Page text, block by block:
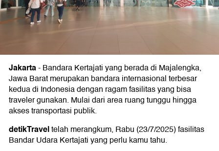
Jakarta-Bandara Kertajati yang berada di Majalengka,
Jawa Barat merupakan bandara internasional terbesar
kedua di Indonesia dengan ragam fasilitas yang bisa
traveler gunakan. Mulai dari area ruang tunggu hingga
akses transportasi publik.
detikTraveltelah merangkum, Rabu (23/7/2025) fasilitas
Bandar Udara Kertajati yang perlu kamu tahu.